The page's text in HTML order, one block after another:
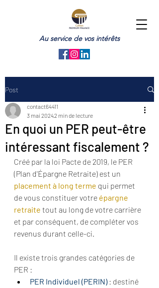
Au service de vos intérêts
Post
En quoi un PER peut-être
intéressant fiscalement ?
contact64411
3 mai 20242 min de lecture
Créé par la loi Pacte de 2019, le PER
(Plan d'Épargne Retraite) est un
placement à long terme qui permet
de vous constituer votre épargne
retraite tout au long de votre carrière
et par conséquent, de compléter vos
revenus durant celle-ci.
Il existe trois grandes catégories de
PER :
PER Individuel (PERIN) : destiné